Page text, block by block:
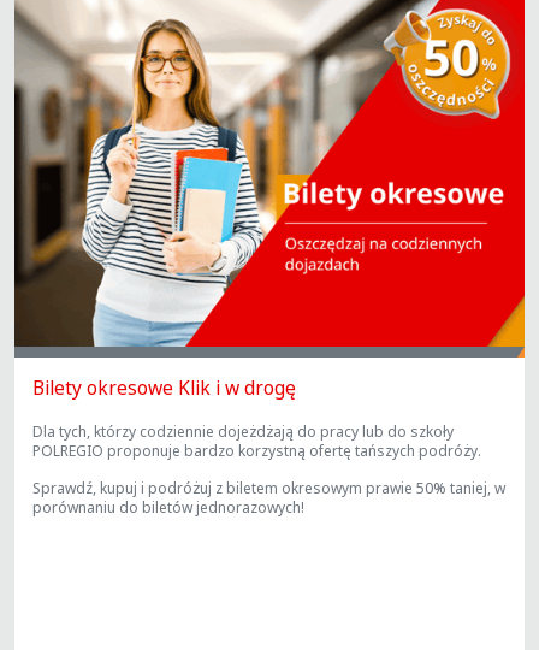
Bilety okresowe Klik i w drogę
Dla tych, którzy codziennie dojeżdżają do pracy lub do szkoły
POLREGIO proponuje bardzo korzystną ofertę tańszych podróży.
Sprawdź, kupuj i podróżuj z biletem okresowym prawie 50% taniej, w
porównaniu do biletów jednorazowych!